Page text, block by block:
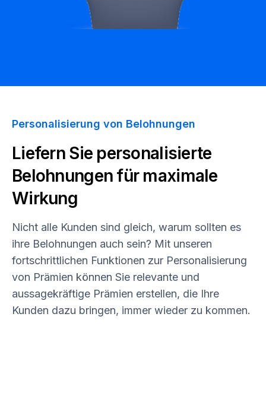
Personalisierung von Belohnungen
Liefern Sie personalisierte
Belohnungen für maximale
Wirkung
Nicht alle Kunden sind gleich, warum sollten es
ihre Belohnungen auch sein? Mit unseren
fortschrittlichen Funktionen zur Personalisierung
von Prämien können Sie relevante und
aussagekräftige Prämien erstellen, die Ihre
Kunden dazu bringen, immer wieder zu kommen.